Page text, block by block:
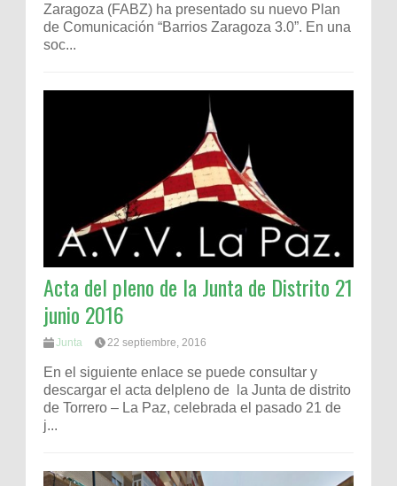
Zaragoza (FABZ) ha presentado su nuevo Plan
de Comunicación “Barrios Zaragoza 3.0”. En una
soc...
Acta del pleno de la Junta de Distrito 21
junio 2016
Junta 22 septiembre, 2016
En el siguiente enlace se puede consultar y
descargar el acta delpleno de la Junta de distrito
de Torrero – La Paz, celebrada el pasado 21 de
j...